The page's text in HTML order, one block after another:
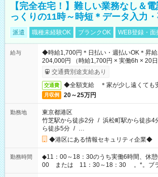
【完全在宅！】難しい業務なし＆
っくりの11時～時短＊データ入力
派遣 職種未経験OK ブランクOK WEB登録・面
給与
◆時給1,700円＊日払い・週払いOK＊昇
204,000円 （時給1,700円 × 実働6h × 20日
交通費別途支給あり
交通費 ◆全額支給 ＊家が少し遠くても
月収例 20～25万円
勤務地
東京都港区
竹芝駅から徒歩2分 / 浜松町駅から徒歩4
ら徒歩5分 / …
◆港区にある情報セキュリティ企業◆
勤務時間
◆11：00～18：30のうち実働6時間、休
00 または 11：30～18：30 。*。ブランクOK！。*。 例え
ば前職が、 在宅/財団法人/事務/コールセ